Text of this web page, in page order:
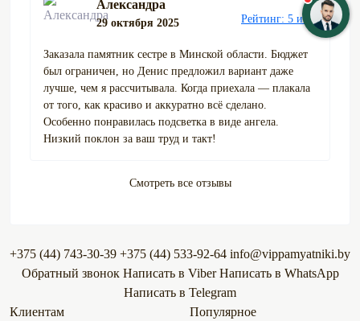
Александра
29 октября 2025 Рейтинг: 5 из 5
Заказала памятник сестре в Минской области. Бюджет
был ограничен, но Денис предложил вариант даже
лучше, чем я рассчитывала. Когда приехала — плакала
от того, как красиво и аккуратно всё сделано.
Особенно понравилась подсветка в виде ангела.
Низкий поклон за ваш труд и такт!
Смотреть все отзывы
+375 (44) 743-30-39 +375 (44) 533-92-64 info@vippamyatniki.by
Обратный звонок Напиcать в Viber Напиcать в WhatsApp
Напиcать в Telegram
Клиентам
Популярное